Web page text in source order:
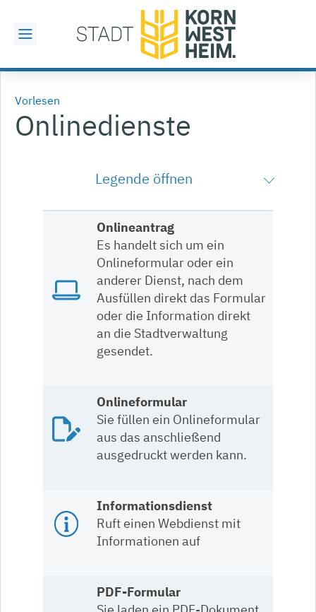
Vorlesen
Onlinedienste
Legende öffnen
Onlineantrag
Es handelt sich um ein
Onlineformular oder ein
anderer Dienst, nach dem
Ausfüllen direkt das Formular
oder die Information direkt
an die Stadtverwaltung
gesendet.
Onlineformular
Sie füllen ein Onlineformular
aus das anschließend
ausgedruckt werden kann.
Informationsdienst
Ruft einen Webdienst mit
Informationen auf
PDF-Formular